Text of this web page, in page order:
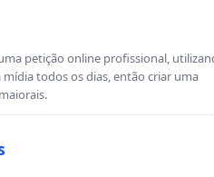
petição online profissional,
todos os dias, então criar uma